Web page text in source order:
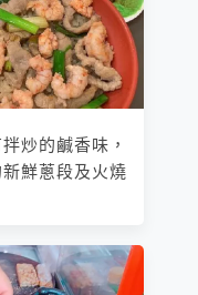
炒的鹹香味，
鮮蔥段及火燒